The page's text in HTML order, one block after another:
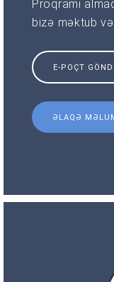
Proqramı
bizə məktub
E-POÇT
ƏLAQƏ